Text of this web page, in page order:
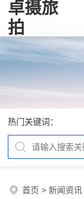
卓摄旅
拍
热门关键词：
首页 >新闻资讯